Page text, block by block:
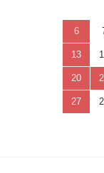
6
13
20
27